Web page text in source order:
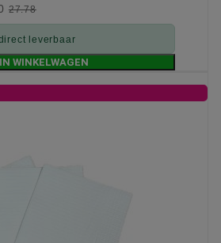
27.78
leverbaar
IN WINKELWAGEN